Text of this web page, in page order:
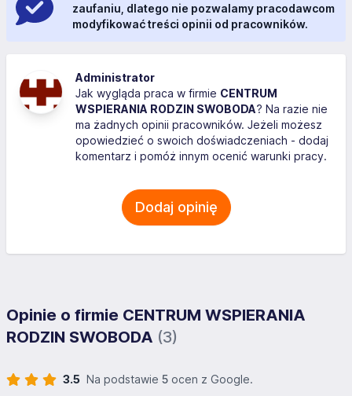
zaufaniu, dlatego nie pozwalamy pracodawcom
modyfikować treści opinii od pracowników.
Administrator
Jak wygląda praca w firmie CENTRUM
WSPIERANIA RODZIN SWOBODA? Na razie nie
ma żadnych opinii pracowników. Jeżeli możesz
opowiedzieć o swoich doświadczeniach - dodaj
komentarz i pomóż innym ocenić warunki pracy.
Dodaj opinię
Opinie o firmie CENTRUM WSPIERANIA
RODZIN SWOBODA (3)
3.5 Na podstawie 5 ocen z Google.